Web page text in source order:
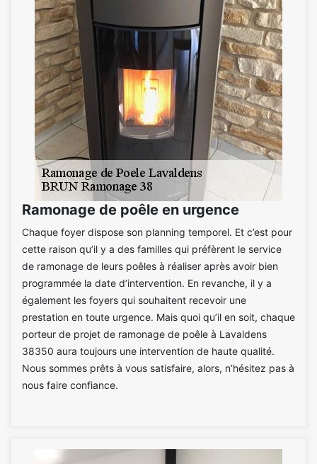
Ramonage de poêle en urgence
Chaque foyer dispose son planning temporel. Et c’est pour
cette raison qu’il y a des familles qui préfèrent le service
de ramonage de leurs poêles à réaliser après avoir bien
programmée la date d’intervention. En revanche, il y a
également les foyers qui souhaitent recevoir une
prestation en toute urgence. Mais quoi qu’il en soit, chaque
porteur de projet de ramonage de poêle à Lavaldens
38350 aura toujours une intervention de haute qualité.
Nous sommes prêts à vous satisfaire, alors, n’hésitez pas à
nous faire confiance.